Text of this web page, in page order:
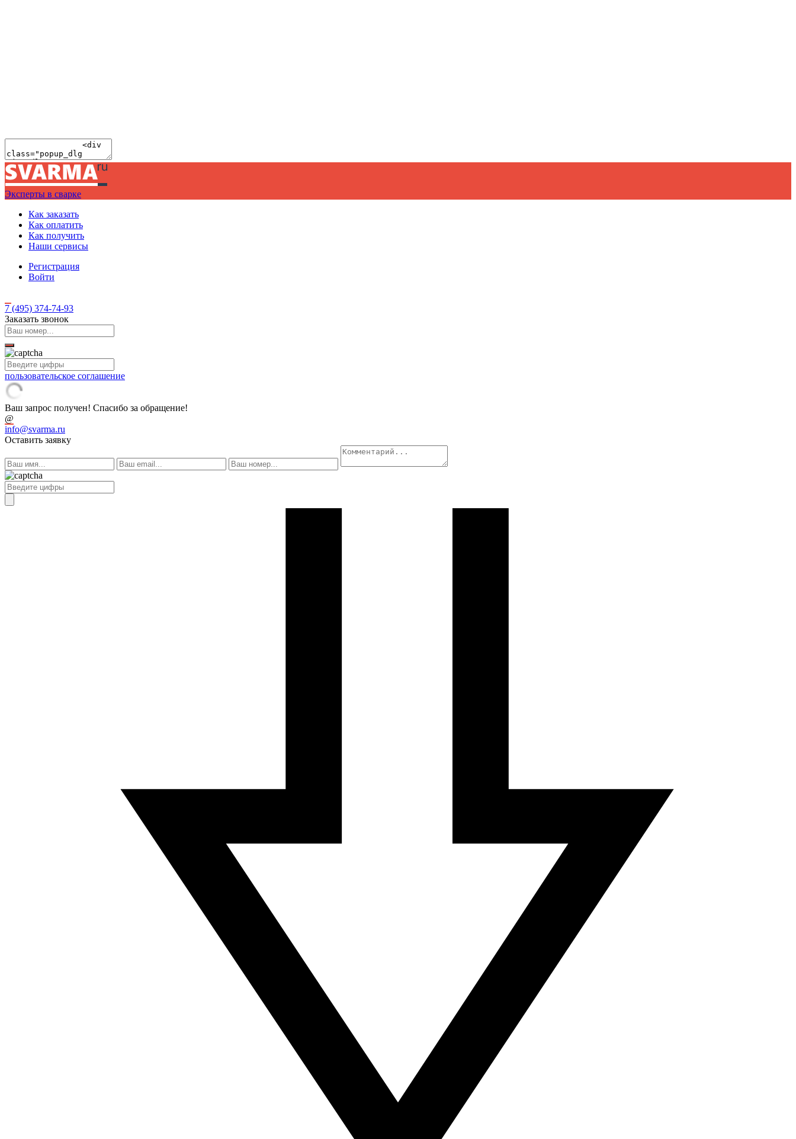
Эксперты в сварке
Как заказать
Как оплатить
Как получить
Наши сервисы
Регистрация
Войти
7 (495) 374-74-93
Заказать звонок
пользовательское соглашение
Ваш запрос получен! Спасибо за обращение!
@
info@svarma.ru
Оставить заявку